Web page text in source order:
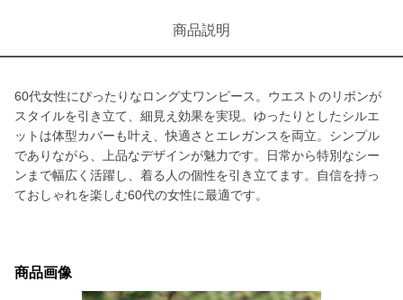
商品説明
60代女性にぴったりなロング丈ワンピース。ウエストのリボンが
スタイルを引き立て、細見え効果を実現。ゆったりとしたシルエ
ットは体型カバーも叶え、快適さとエレガンスを両立。シンプル
でありながら、上品なデザインが魅力です。日常から特別なシー
ンまで幅広く活躍し、着る人の個性を引き立てます。自信を持っ
ておしゃれを楽しむ60代の女性に最適です。
商品画像